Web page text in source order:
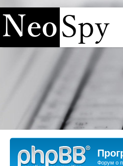
Программа
Форум о